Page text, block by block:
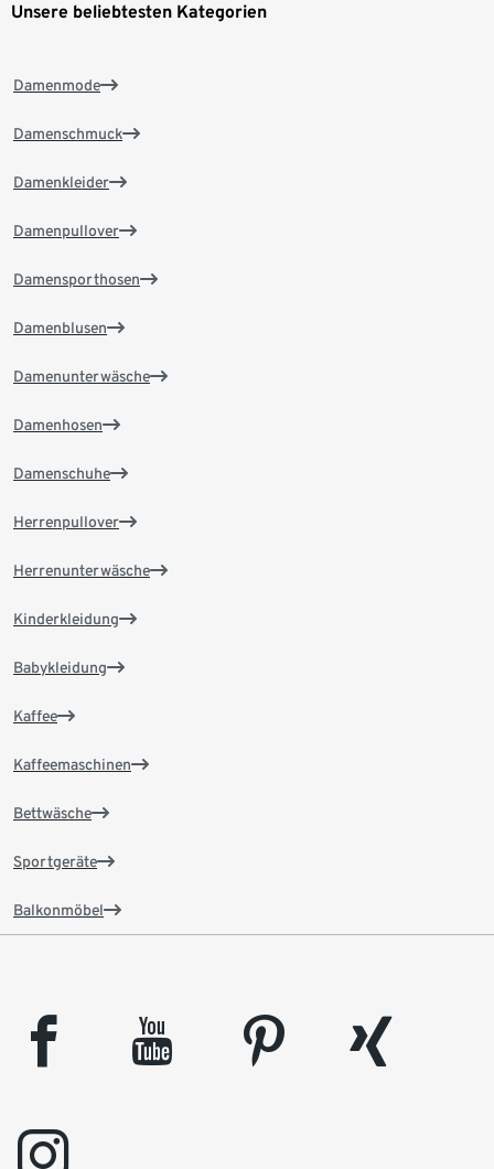
Unsere beliebtesten Kategorien
Damenmode
Damenschmuck
Damenkleider
Damenpullover
Damensporthosen
Damenblusen
Damenunterwäsche
Damenhosen
Damenschuhe
Herrenpullover
Herrenunterwäsche
Kinderkleidung
Babykleidung
Kaffee
Kaffeemaschinen
Bettwäsche
Sportgeräte
Balkonmöbel
facebook youtube pinterest
xing
instagram